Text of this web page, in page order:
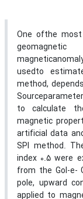
One ofthe
usedto
method,
to calculate
magnetic
artificial data
SPI method.
index 0.5 were
from the Gol-e-
pole, upward
applied to